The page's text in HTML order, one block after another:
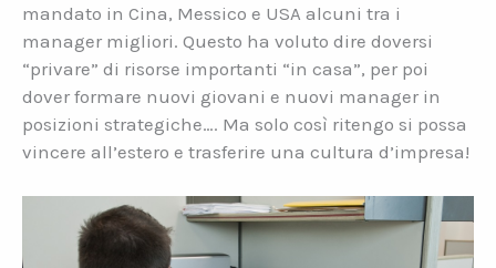
mandato in Cina, Messico e USA alcuni tra i
manager migliori. Questo ha voluto dire doversi
“privare” di risorse importanti “in casa”, per poi
dover formare nuovi giovani e nuovi manager in
posizioni strategiche…. Ma solo così ritengo si possa
vincere all’estero e trasferire una cultura d’impresa!